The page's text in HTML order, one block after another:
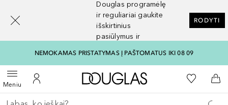
Douglas programėlę
ir reguliariai gaukite
išskirtinius
pasiūlymus ir
RODYTI
NEMOKAMAS PRISTATYMAS Į PAŠTOMATUS IKI 08 09
MeniuAtidaryti meniuĮ mano paskyrą
Į Douglas pagrindinį
Į mano
Į
Grįžk atgal
Vykdykite paiešką
[navigation.slideout.screenreader]